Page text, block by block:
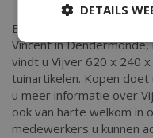
Bent u op zoek naar
Vincent in Dendermonde,
vindt u Vijver 620 x 240
tuinartikelen. Kopen
u meer informatie over
ook van harte welkom in
medewerkers u kunnen
DETAILS